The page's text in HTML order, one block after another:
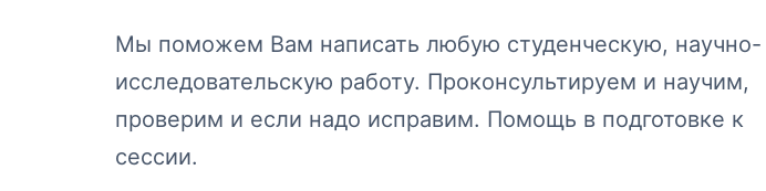
Мы поможем Вам написать любую студенческую, научно-
исследовательскую работу. Проконсультируем и научим,
проверим и если надо исправим. Помощь в подготовке к
сессии.